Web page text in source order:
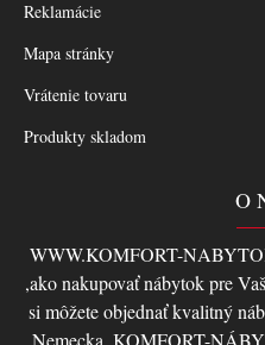
Reklamácie
Mapa stránky
Vrátenie tovaru
Produkty skladom
O
WWW.KOMFORT-
,ako nakupovať nábytok pre
si môžete objednať kvalitný
Nemecka, KOMFORT-